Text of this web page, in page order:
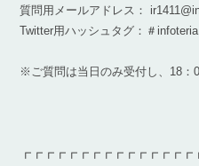
質問用メールアドレス：
Twitter用ハッシュタグ：＃infoteria
※ご質問は当日のみ受付し、18：